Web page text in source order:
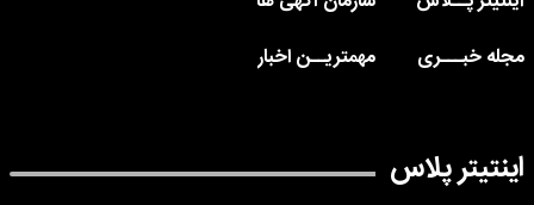
مجله خبـــری
مهمتریــن اخبار
اینتیتر پلاس